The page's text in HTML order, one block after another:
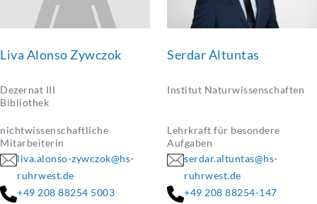
Liva Alonso Zywczok
Dezernat III
Bibliothek
nichtwissenschaftliche
Mitarbeiterin
liva.alonso-zywczok@hs-
ruhrwest.de
+49 208 88254 5003
Serdar Altuntas
Institut Naturwissenschaften
Lehrkraft für besondere
Aufgaben
serdar.altuntas@hs-
ruhrwest.de
+49 208 88254-147